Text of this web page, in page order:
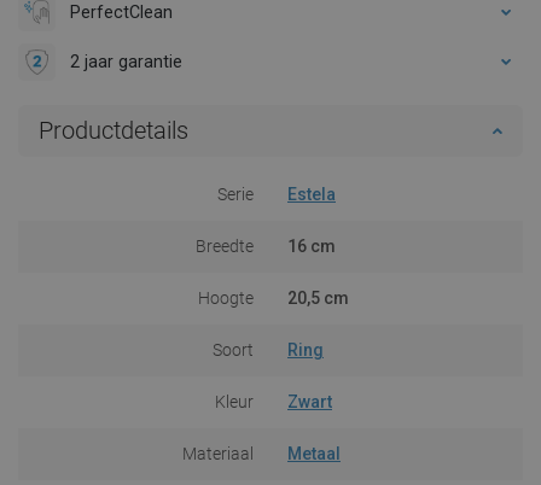
PerfectClean
2 jaar garantie
Productdetails
Serie Estela
Breedte 16 cm
Hoogte 20,5 cm
Soort Ring
Kleur Zwart
Materiaal Metaal